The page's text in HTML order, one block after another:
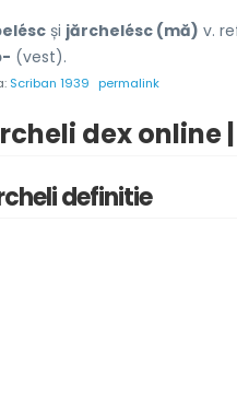
și jărchelésc (mă) v.
(vest).
Scriban 1939 permalink
dex online
definitie